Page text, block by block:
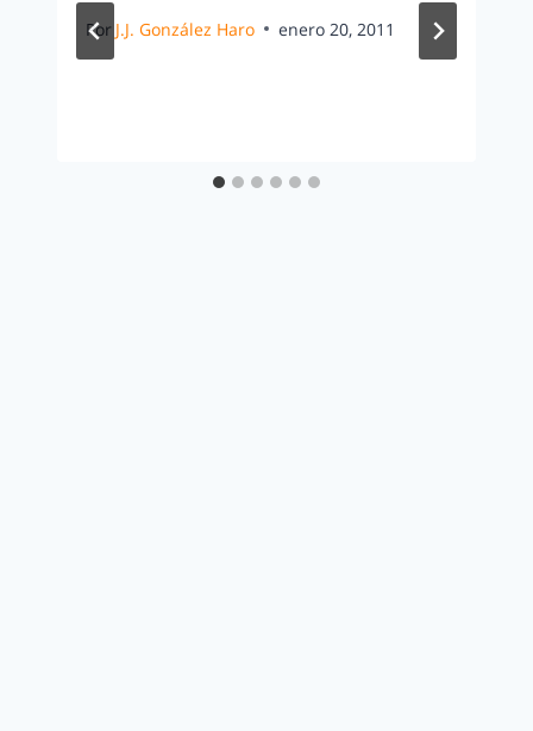
Por J.J. González Haro enero 20, 2011